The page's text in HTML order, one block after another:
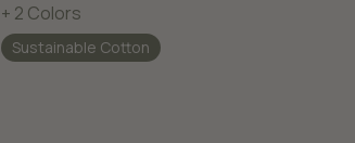
+ 2 Colors
Sustainable Cotton